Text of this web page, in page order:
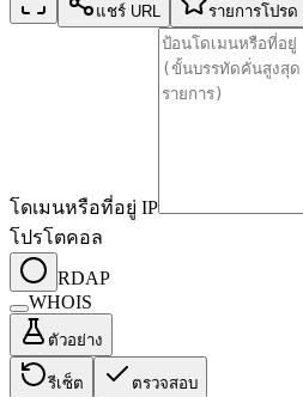
แชร์ URL รายการโปรด
โดเมนหรือที่อยู่ IP
โปรโตคอล
RDAP
WHOIS
ตัวอย่าง
รีเซ็ต ตรวจสอบ